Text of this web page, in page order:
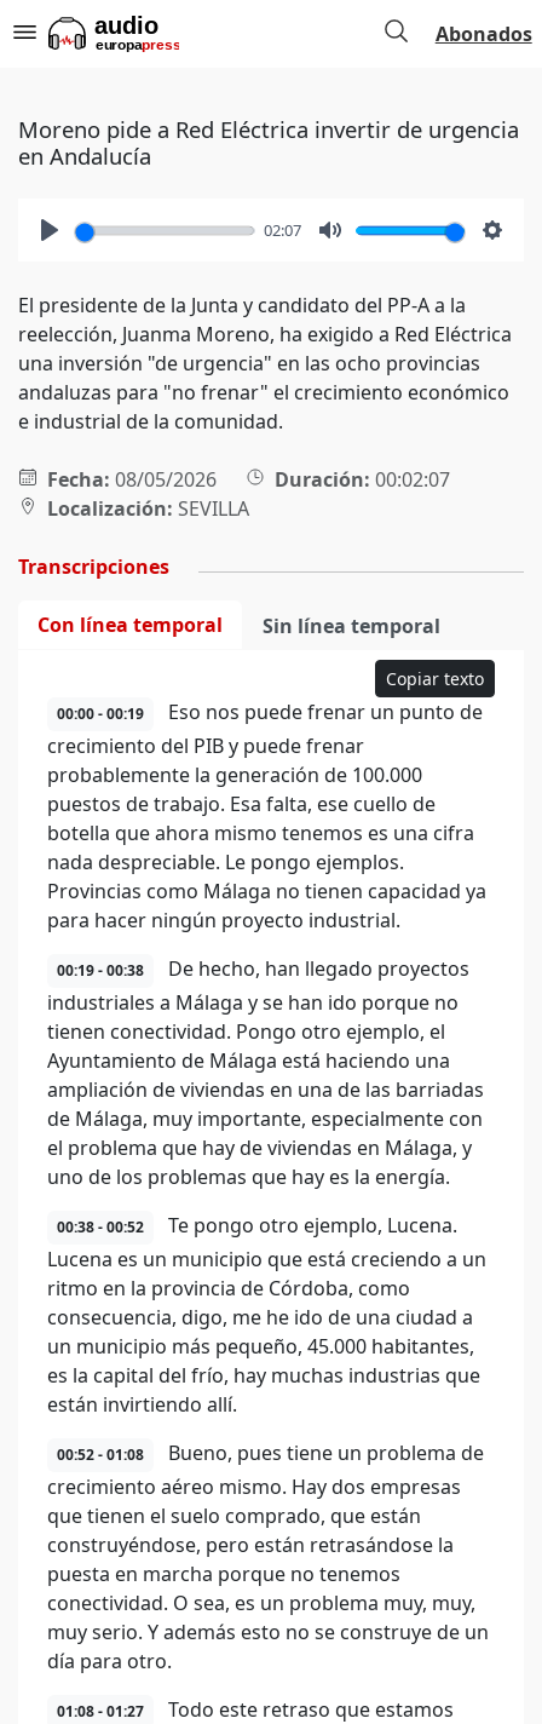
Abonados
Moreno pide a Red Eléctrica invertir de urgencia
en Andalucía
02:07
El presidente de la Junta y candidato del PP-A a la
reelección, Juanma Moreno, ha exigido a Red Eléctrica
una inversión "de urgencia" en las ocho provincias
andaluzas para "no frenar" el crecimiento económico
e industrial de la comunidad.
Fecha: 08/05/2026 Duración: 00:02:07
Localización: SEVILLA
Transcripciones
Con línea temporal Sin línea temporal
Copiar texto
00:00 - 00:19
Eso nos puede frenar un punto de
crecimiento del PIB y puede frenar
probablemente la generación de 100.000
puestos de trabajo. Esa falta, ese cuello de
botella que ahora mismo tenemos es una cifra
nada despreciable. Le pongo ejemplos.
Provincias como Málaga no tienen capacidad ya
para hacer ningún proyecto industrial.
00:19 - 00:38
De hecho, han llegado proyectos
industriales a Málaga y se han ido porque no
tienen conectividad. Pongo otro ejemplo, el
Ayuntamiento de Málaga está haciendo una
ampliación de viviendas en una de las barriadas
de Málaga, muy importante, especialmente con
el problema que hay de viviendas en Málaga, y
uno de los problemas que hay es la energía.
00:38 - 00:52
Te pongo otro ejemplo, Lucena.
Lucena es un municipio que está creciendo a un
ritmo en la provincia de Córdoba, como
consecuencia, digo, me he ido de una ciudad a
un municipio más pequeño, 45.000 habitantes,
es la capital del frío, hay muchas industrias que
están invirtiendo allí.
00:52 - 01:08
Bueno, pues tiene un problema de
crecimiento aéreo mismo. Hay dos empresas
que tienen el suelo comprado, que están
construyéndose, pero están retrasándose la
puesta en marcha porque no tenemos
conectividad. O sea, es un problema muy, muy,
muy serio. Y además esto no se construye de un
día para otro.
01:08 - 01:27
Todo este retraso que estamos